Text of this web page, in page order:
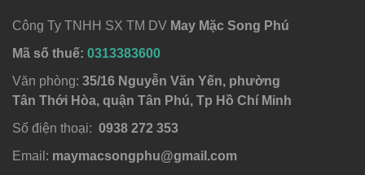
Công Ty TNHH SX TM DV May Mặc Song Phú
Mã số thuế: 0313383600
Văn phòng: 35/16 Nguyễn Văn Yến, phường
Tân Thới Hòa, quận Tân Phú, Tp Hồ Chí Minh
Số điện thoại: 0938 272 353
Email: maymacsongphu@gmail.com